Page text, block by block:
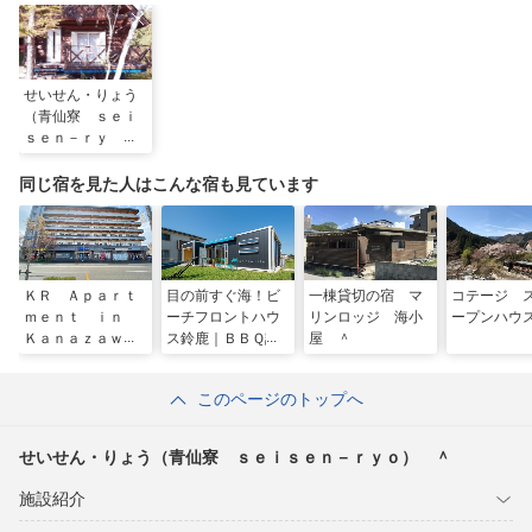
せいせん・りょう
（青仙寮 ｓｅｉ
ｓｅｎ－ｒｙ
同じ宿を見た人はこんな宿も見ています
ＫＲ Ａｐａｒｔ
ｍｅｎｔ ｉｎ
Ｋａｎａｚａｗａ
目の前すぐ海！ビ
ーチフロントハウ
ス鈴鹿｜ＢＢＱ設
キロ！／民泊
一棟貸切の宿 マ
リンロッジ 海小
屋 ＾
コテージ
ープンハウ
このページのトップへ
せいせん・りょう（青仙寮 ｓｅｉｓｅｎ－ｒｙｏ） ＾
施設紹介